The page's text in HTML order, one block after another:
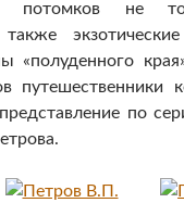
потомков не
также
«полуденного
путешественники
по